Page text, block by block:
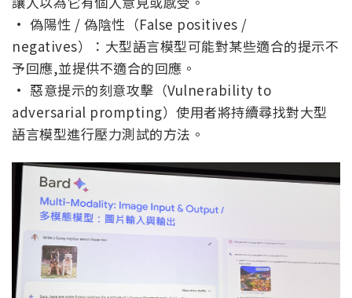
· 偽陽性 / 偽陰性（False positives /
negatives）：大型語言模型可能對某些適合的提示不
予回應,並提供不適合的回應。
· 惡意提示的刻意攻擊（Vulnerability to
adversarial prompting）使用者將持續尋找對大型
語言模型進行壓力測試的方法。